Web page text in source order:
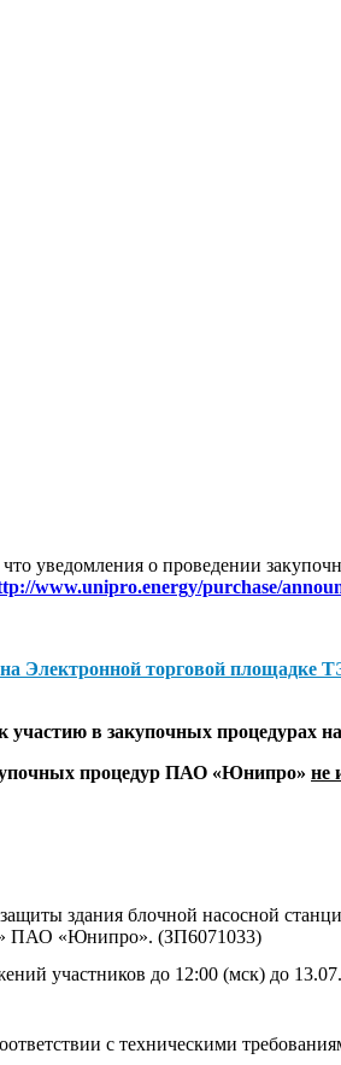
уведомления о проведении
www.unipro.energy/purchase/
Электронной торговой площадке
в закупочных процедурах
процедур ПАО «Юнипро» не
здания блочной насосной
ПАО «Юнипро». (ЗП6071033)
участников до 12:00 (мск) до
с техническими